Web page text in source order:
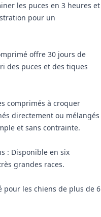
les puces en 3 heures et
pour un
offre 30 jours de
des puces et des tiques
comprimés à croquer
directement ou mélangés
et sans contrainte.
: Disponible en six
grandes races.
pour les chiens de plus de 6